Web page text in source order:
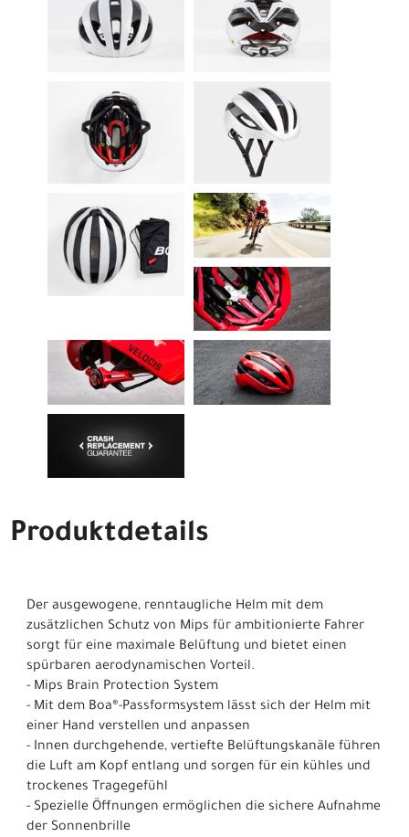
Produktdetails
Der ausgewogene, renntaugliche Helm mit dem
zusätzlichen Schutz von Mips für ambitionierte Fahrer
sorgt für eine maximale Belüftung und bietet einen
spürbaren aerodynamischen Vorteil.
- Mips Brain Protection System
- Mit dem Boa®-Passformsystem lässt sich der Helm mit
einer Hand verstellen und anpassen
- Innen durchgehende, vertiefte Belüftungskanäle führen
die Luft am Kopf entlang und sorgen für ein kühles und
trockenes Tragegefühl
- Spezielle Öffnungen ermöglichen die sichere Aufnahme
der Sonnenbrille